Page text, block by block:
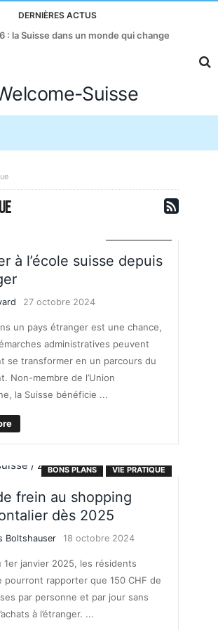
DERNIÈRES ACTUS
: la Suisse dans un monde qui change
à l’école suisse depuis
27 octobre 2024
un pays étranger est une chance,
administratives peuvent
se transformer en un parcours du
Non-membre de l’Union
la Suisse bénéficie ...
BONS PLANS VIE PRATIQUE
frein au shopping
dès 2025
Boltshauser 18 octobre 2024
1er janvier 2025, les résidents
pourront rapporter que 150 CHF de
par personne et par jour sans
à l’étranger. ...